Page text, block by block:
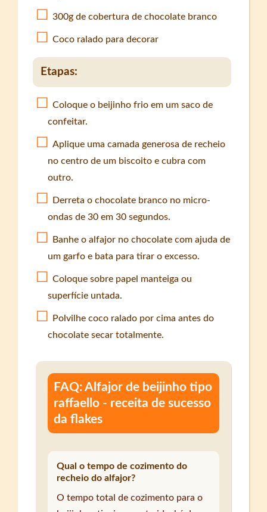
300g de cobertura de chocolate branco
Coco ralado para decorar
Etapas:
Coloque o beijinho frio em um saco de
confeitar.
Aplique uma camada generosa de recheio
no centro de um biscoito e cubra com
outro.
Derreta o chocolate branco no micro-
ondas de 30 em 30 segundos.
Banhe o alfajor no chocolate com ajuda de
um garfo e bata para tirar o excesso.
Coloque sobre papel manteiga ou
superfície untada.
Polvilhe coco ralado por cima antes do
chocolate secar totalmente.
FAQ: Alfajor de beijinho tipo
raffaello - receita de sucesso
da flakes
Qual o tempo de cozimento do
recheio do alfajor?
O tempo total de cozimento para o